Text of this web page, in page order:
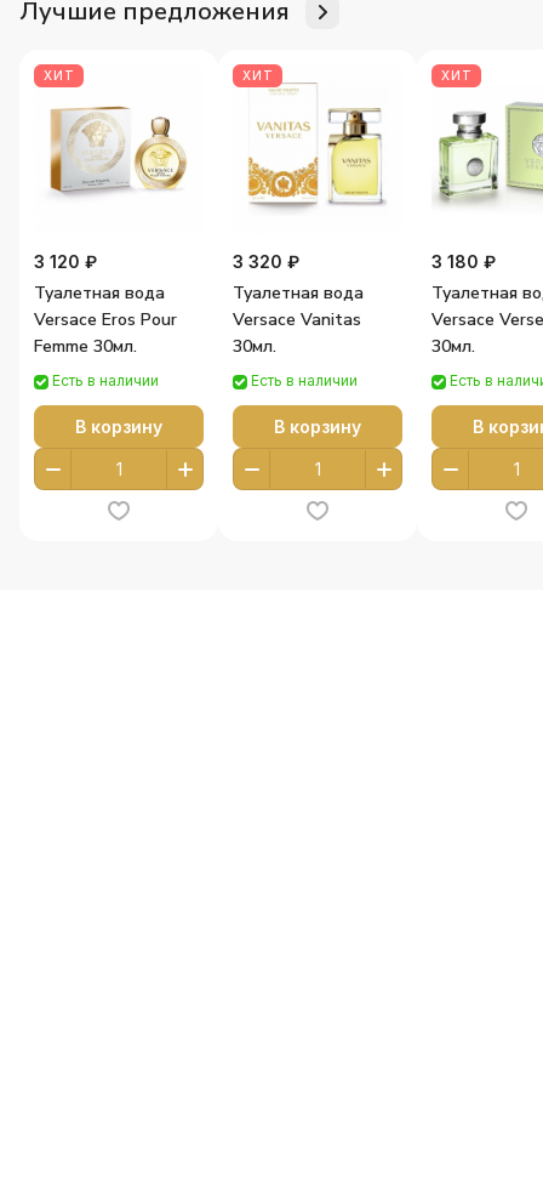
Лучшие предложения
ХИТ
3 120 ₽
Туалетная вода
Versace Eros Pour
Femme 30мл.
Есть в наличии
В корзину
ХИТ
3 320 ₽
Туалетная вода
Versace Vanitas
30мл.
Есть в наличии
В корзину
ХИТ
3 180 ₽
Туалетная
Versace
30мл.
Есть в
В